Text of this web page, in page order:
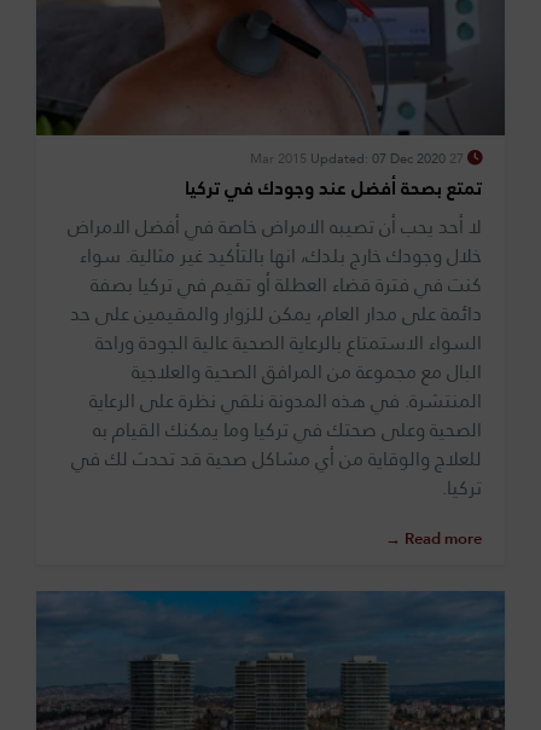
27 Mar 2015
Updated: 07 Dec 2020
تمتع بصحة أفضل عند وجودك في تركيا
لا أحد يحب أن تصيبه الامراض خاصة في أفضل الامراض
خلال وجودك خارج بلدك، انها بالتأكيد غير مثالية. سواء
كنت في فترة قضاء العطلة أو تقيم في تركيا بصفة
دائمة على مدار العام، يمكن للزوار والمقيمين على حد
السواء الاستمتاع بالرعاية الصحية عالية الجودة وراحة
البال مع مجموعة من المرافق الصحية والعلاجية
المنتشرة. في هذه المدونة نلقي نظرة على الرعاية
الصحية وعلى صحتك في تركيا وما يمكنك القيام به
للعلاج والوقاية من أي مشاكل صحية قد تحدث لك في
تركيا.
Read more →